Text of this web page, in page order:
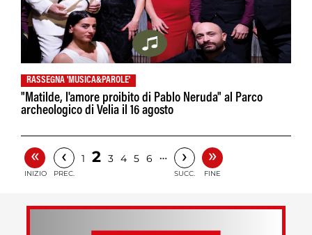
RASSEGNA 'MUSICA&PAROLE'
"Matilde, l'amore proibito di Pablo Neruda" al Parco
archeologico di Velia il 16 agosto
«
INIZIO
‹
PREC.
1 2 3 4 5 6 … ›
SUCC.
»
FINE